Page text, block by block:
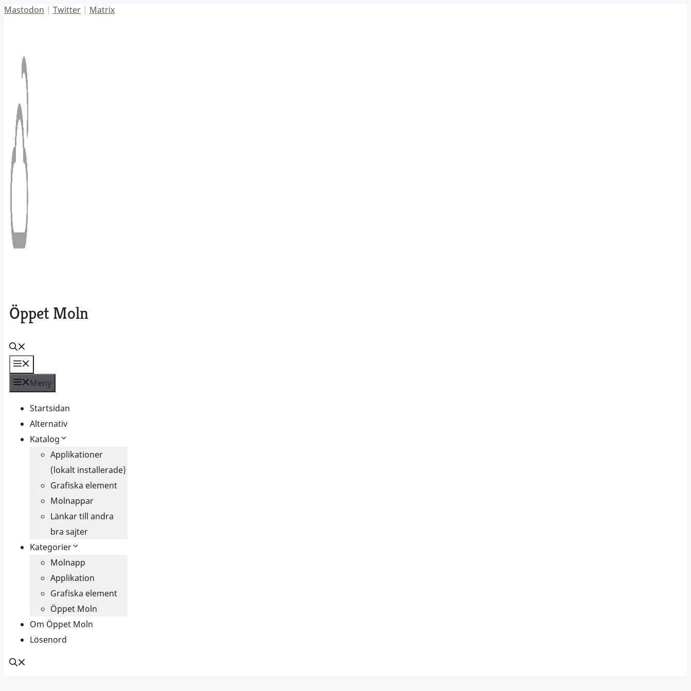
Hoppa
Mastodon | Twitter | Matrix
Öppet Moln
Meny
Startsidan
Alternativ
Katalog
Applikationer
(lokalt installerade)
Grafiska element
Molnappar
Länkar till andra
bra sajter
Kategorier
Molnapp
Applikation
Grafiska element
Öppet Moln
Om Öppet Moln
Lösenord